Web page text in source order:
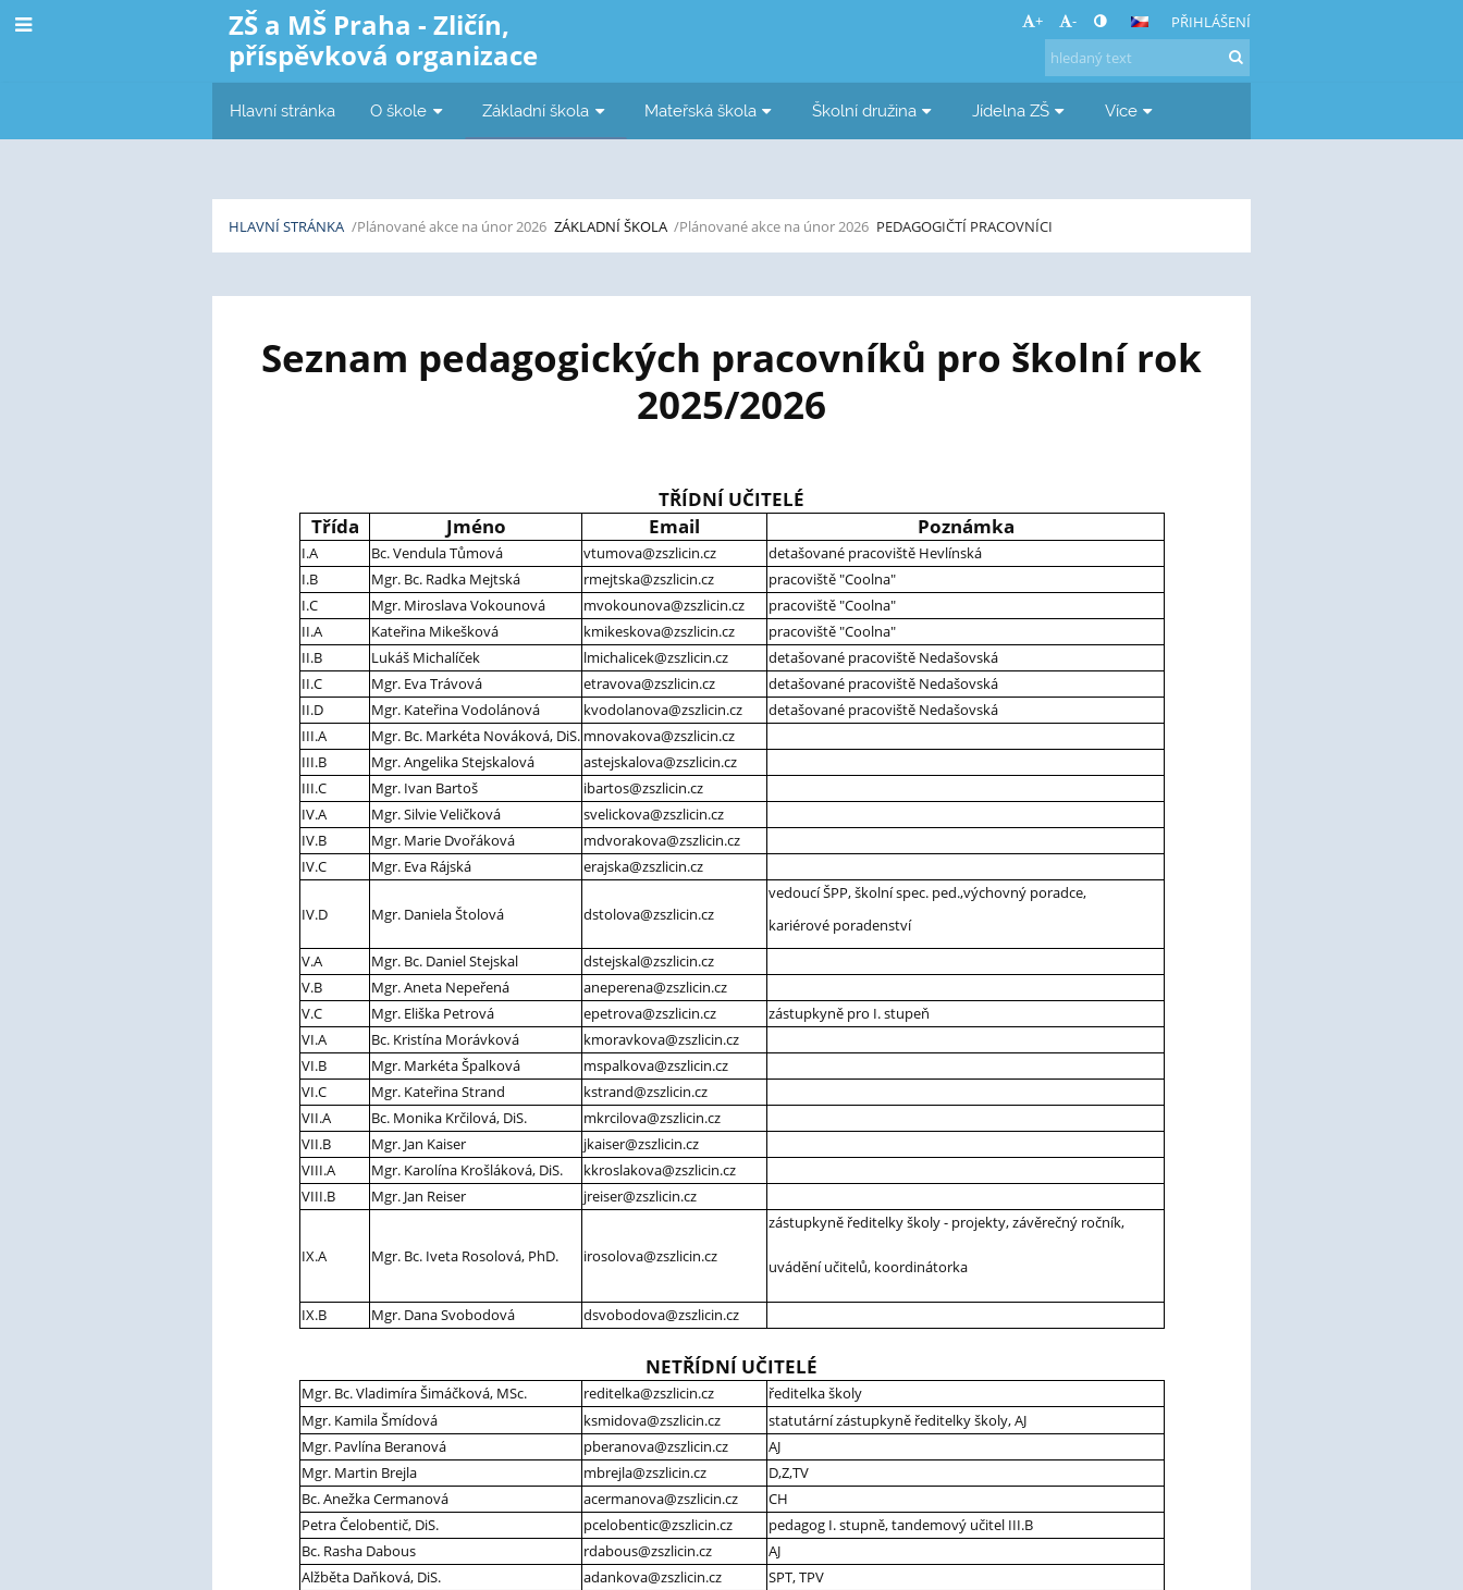
ZŠ a MŠ Praha - Zličín,
příspěvková organizace
+ - PŘIHLÁŠENÍ
Hlavní stránka O škole Základní škola Mateřská škola Školní družina Jídelna ZŠ Více
HLAVNÍ STRÁNKA /Plánované akce na únor 2026 ZÁKLADNÍ ŠKOLA /Plánované akce na únor 2026 PEDAGOGIČTÍ PRACOVNÍCI
pracovníci
Seznam pedagogických pracovníků pro školní rok
2025/2026
TŘÍDNÍ UČITELÉ
Třída
Jméno Email Poznámka
I.A Bc. Vendula Tůmová vtumova@zszlicin.cz
detašované pracoviště Hevlínská
I.B
Mgr. Bc. Radka Mejtská rmejtska@zszlicin.cz
pracoviště "Coolna"
I.C
Mgr. Miroslava Vokounová mvokounova@zszlicin.cz
pracoviště "Coolna"
II.A
Kateřina Mikešková kmikeskova@zszlicin.cz
pracoviště "Coolna"
II.B
Lukáš Michalíček lmichalicek@zszlicin.cz
detašované pracoviště Nedašovská
II.C
Mgr. Eva Trávová etravova@zszlicin.cz
detašované pracoviště Nedašovská
II.D
Mgr. Kateřina Vodolánová kvodolanova@zszlicin.cz
detašované pracoviště Nedašovská
III.A
Mgr. Bc. Markéta Nováková, DiS. mnovakova@zszlicin.cz
III.B
Mgr. Angelika Stejskalová
astejskalova@zszlicin.cz
III.C
Mgr. Ivan Bartoš
ibartos@zszlicin.cz
IV.A
Mgr. Silvie Veličková
svelickova@zszlicin.cz
IV.B
Mgr. Marie Dvořáková
mdvorakova@zszlicin.cz
IV.C
Mgr. Eva Rájská erajska@zszlicin.cz
IV.D Mgr. Daniela Štolová dstolova@zszlicin.cz
vedoucí ŠPP, školní spec. ped.,výchovný poradce,
kariérové poradenství
V.A
Mgr. Bc. Daniel Stejskal
dstejskal@zszlicin.cz
V.B
Mgr. Aneta Nepeřená
aneperena@zszlicin.cz
V.C
Mgr. Eliška Petrová epetrova@zszlicin.cz
zástupkyně pro I. stupeň
VI.A
Bc. Kristína Morávková
kmoravkova@zszlicin.cz
VI.B
Mgr. Markéta Špalková
mspalkova@zszlicin.cz
VI.C
Mgr. Kateřina Strand
kstrand@zszlicin.cz
VII.A
Bc. Monika Krčilová, DiS.
mkrcilova@zszlicin.cz
VII.B
Mgr. Jan Kaiser
jkaiser@zszlicin.cz
VIII.A
Mgr. Karolína Krošláková, DiS.
kkroslakova@zszlicin.cz
VIII.B
Mgr. Jan Reiser jreiser@zszlicin.cz
IX.A Mgr. Bc. Iveta Rosolová, PhD. irosolova@zszlicin.cz
zástupkyně ředitelky školy - projekty, závěrečný ročník,
uvádění učitelů, koordinátorka
IX.B Mgr. Dana Svobodová dsvobodova@zszlicin.cz
NETŘÍDNÍ UČITELÉ
Mgr. Bc. Vladimíra Šimáčková, MSc. reditelka@zszlicin.cz
ředitelka školy
Mgr. Kamila Šmídová
ksmidova@zszlicin.cz
statutární zástupkyně ředitelky školy, AJ
Mgr. Pavlína Beranová
pberanova@zszlicin.cz
AJ
Mgr. Martin Brejla
mbrejla@zszlicin.cz
D,Z,TV
Bc. Anežka Cermanová
acermanova@zszlicin.cz
CH
Petra Čelobentič, DiS.
pcelobentic@zszlicin.cz
pedagog I. stupně, tandemový učitel III.B
Bc. Rasha Dabous
rdabous@zszlicin.cz
AJ
Alžběta Daňková, DiS.
adankova@zszlicin.cz
SPT, TPV